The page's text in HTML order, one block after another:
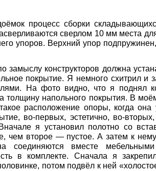
процесс сборки
сверлом 10 мм места
упоров. Верхний упор
замыслу конструкторов должна
покрытие. Я немного схитрил и
На фото видно, что я поднял
толщину напольного покрытия. В
расположение опоры, когда она
во-первых, эстетично, во-
я установил полотно со
чем второе — пустое. А затем к
соединяются вместе
в комплекте. Сначала я
потом подвёл к ней